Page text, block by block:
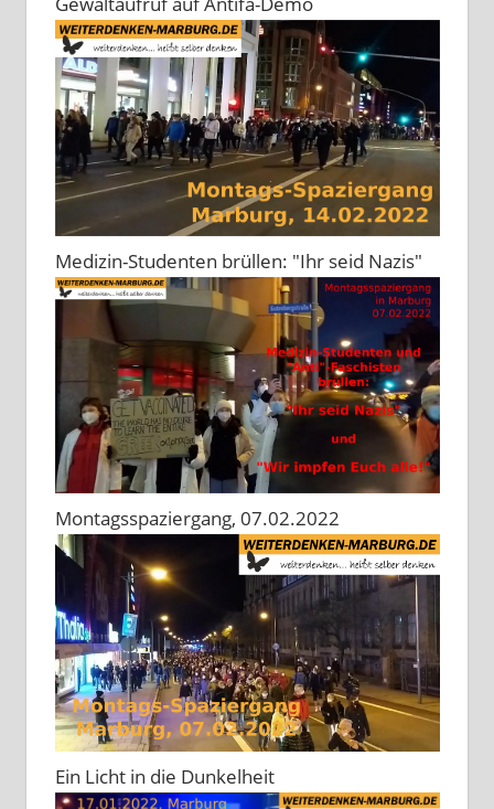
Medizin-Studenten brüllen: "Ihr seid Nazis"
Montagsspaziergang, 07.02.2022
Ein Licht in die Dunkelheit